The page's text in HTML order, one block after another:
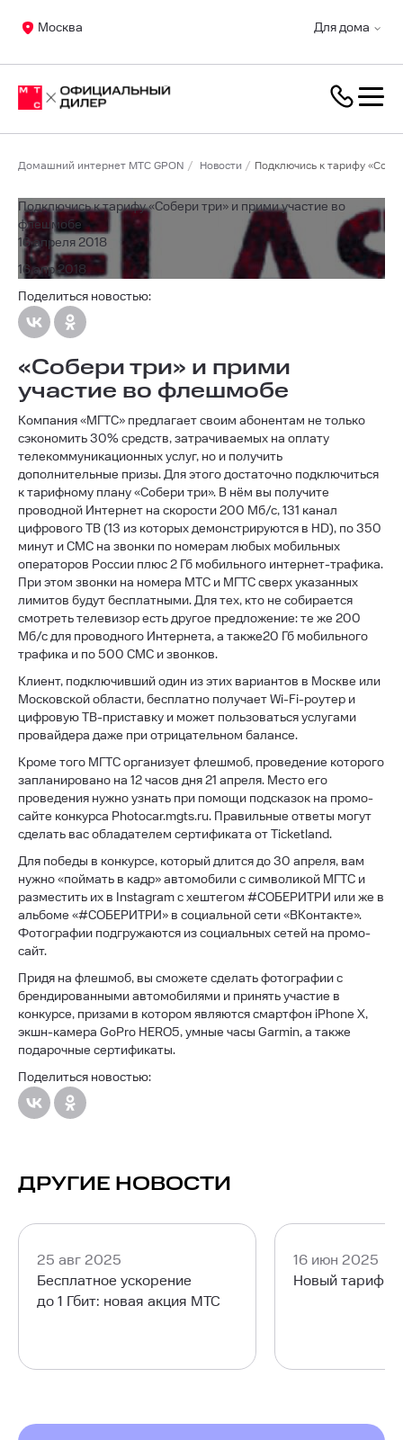
Для дома
Москва
Домашний интернет МТС GPON Новости Подключись к тарифу
Подключись к тарифу «Собери три» и прими участие во
флешмобе
16 апреля 2018
16 апр 2018
Поделиться новостью:
«Собери три» и прими
участие во флешмобе
Компания «МГТС» предлагает своим абонентам не только
сэкономить 30% средств, затрачиваемых на оплату
телекоммуникационных услуг, но и получить
дополнительные призы. Для этого достаточно подключиться
к тарифному плану «Собери три». В нём вы получите
проводной Интернет на скорости 200 Мб/с, 131 канал
цифрового ТВ (13 из которых демонстрируются в HD), по 350
минут и СМС на звонки по номерам любых мобильных
операторов России плюс 2 Гб мобильного интернет-трафика.
При этом звонки на номера МТС и МГТС сверх указанных
лимитов будут бесплатными. Для тех, кто не собирается
смотреть телевизор есть другое предложение: те же 200
Мб/с для проводного Интернета, а также20 Гб мобильного
трафика и по 500 СМС и звонков.
Клиент, подключивший один из этих вариантов в Москве или
Московской области, бесплатно получает Wi-Fi-роутер и
цифровую ТВ-приставку и может пользоваться услугами
провайдера даже при отрицательном балансе.
Кроме того МГТС организует флешмоб, проведение которого
запланировано на 12 часов дня 21 апреля. Место его
проведения нужно узнать при помощи подсказок на промо-
сайте конкурса Photocar.mgts.ru. Правильные ответы могут
сделать вас обладателем сертификата от Ticketland.
Для победы в конкурсе, который длится до 30 апреля, вам
нужно «поймать в кадр» автомобили с символикой МГТС и
разместить их в Instagram с хештегом #СОБЕРИТРИ или же в
альбоме «#СОБЕРИТРИ» в социальной сети «ВКонтакте».
Фотографии подгружаются из социальных сетей на промо-
сайт.
Придя на флешмоб, вы сможете сделать фотографии с
брендированными автомобилями и принять участие в
конкурсе, призами в котором являются смартфон iPhone X,
экшн-камера GoPro HERO5, умные часы Garmin, а также
подарочные сертификаты.
Поделиться новостью:
ДРУГИЕ НОВОСТИ
25 авг 2025
Бесплатное ускорение
до 1 Гбит: новая акция МТС
16 июн 2025
Новый тариф